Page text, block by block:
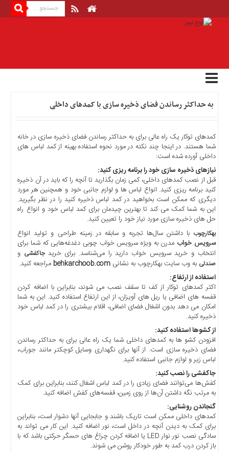
صفحه
اصلی
اقتصادی
اخبار
بین
المللی
اخبار
اقتصادی
اخبار
جدید
اخبار
حوادث
اخبار
سیاسی
اخبار
فرهنگی
منوی
اصلی
صفحه
اصلی
اخبار
اقتصادی
اخبار
ایران
اخبار
بین
المللی
به حداکثر رساندن فضای ذخیره سازی با کمدهای داخلی
کمدهای توکار یک راه عالی برای به حداکثر رساندن فضای ذخیره سازی در خانه
شما هستند. در اینجا چند نکته در مورد نحوه استفاده بهینه از کمد لباس های
داخلی آورده شده است:
نیازهای ذخیره سازی خود را برنامه ریزی کنید:
قبل از نصب کمدهای داخلی، کمی زمان بگذارید تا آنچه را که باید در آن ذخیره
کنید برنامه ریزی کنید. انواع لباس ها و لوازم جانبی خود و همچنین هر مورد
دیگری که ممکن است بخواهید در کمد لباس ذخیره کنید را در نظر بگیرید.
این به شما کمک می کند تا بهترین چیدمان برای کمد لباس خود و انواع راه
حل های ذخیره سازی مورد نیاز خود را تعیین کنید.
بهکارچوب با داشتن سال‌ها تجربه و سابقه در زمینه طراحی و تولید انواع
سرویس خواب مدرن به ویژه سرویس خواب چوبی دغدغه‌هایی که شما برای
انتخاب و خرید سرویس خواب دارید را می‌شناسد. برای خرید جاکفشی و
صندلی به وب سایت بهکارچوب به نشانیbehkarchoob.com مراجعه کنید.
استفاده از ارتفاع:
اکثر کمدهای توکار از کف تا سقف نصب می شوند، بنابراین با اضافه کردن
قفسه های اضافی یا ریل های آویزان، از این ارتفاع استفاده کنید. این به شما
امکان می دهد بدون اشغال فضای اضافی، اقلام بیشتری را در کمد لباس خود
ذخیره کنید.
از کشوها استفاده کنید:
افزودن کشو ها به کمدهای داخلی شما یک راه عالی برای به حداکثر رساندن
فضای ذخیره سازی است. از آنها برای نگهداری وسایل کوچکتر مانند جوراب،
لباس زیر و لوازم جانبی استفاده کنید.
جاکفشی را نصب کنید:
کفش‌ها می‌توانند فضای زیادی را در کمد لباس اشغال کنند، بنابراین برای کمک
به مرتب نگه داشتن آن‌ها از روی زمین، قفسه‌های کفش اضافه کنید.
گنجاندن روشنایی:
کمدهای داخلی ممکن است تاریک باشند و جابجایی آنها دشوار است، بنابراین
برای کمک به دیدن آنچه در داخل است، نور اضافه کنید. این کار می تواند به
سادگی نصب نور نوار LED یا اضافه کردن چراغ های حسگر حرکتی باشد که با
باز کردن درب کمد به طور خودکار روشن می شوند.